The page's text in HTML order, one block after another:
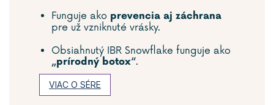
Funguje ako prevencia aj záchrana
pre už vzniknuté vrásky.
Obsiahnutý IBR Snowflake funguje ako
„prírodný botox“.
VIAC O SÉRE